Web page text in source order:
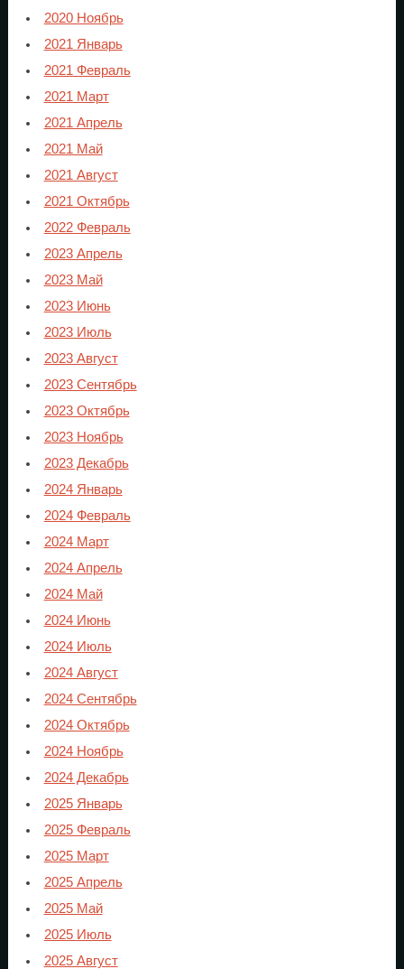
2020 Ноябрь
2021 Январь
2021 Февраль
2021 Март
2021 Апрель
2021 Май
2021 Август
2021 Октябрь
2022 Февраль
2023 Апрель
2023 Май
2023 Июнь
2023 Июль
2023 Август
2023 Сентябрь
2023 Октябрь
2023 Ноябрь
2023 Декабрь
2024 Январь
2024 Февраль
2024 Март
2024 Апрель
2024 Май
2024 Июнь
2024 Июль
2024 Август
2024 Сентябрь
2024 Октябрь
2024 Ноябрь
2024 Декабрь
2025 Январь
2025 Февраль
2025 Март
2025 Апрель
2025 Май
2025 Июль
2025 Август